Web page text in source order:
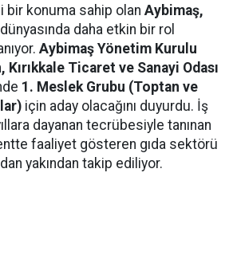
konuma sahip olan Aybimaş,
daha etkin bir rol
Aybimaş Yönetim Kurulu
Kırıkkale Ticaret ve Sanayi Odası
1. Meslek Grubu (Toptan ve
için aday olacağını duyurdu. İş
dayanan tecrübesiyle tanınan
faaliyet gösteren gıda sektörü
yakından takip ediliyor.